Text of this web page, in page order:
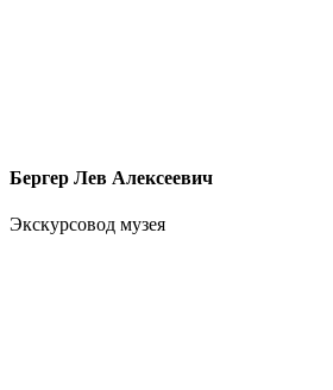
Бергер Лев Алексеевич
Экскурсовод музея